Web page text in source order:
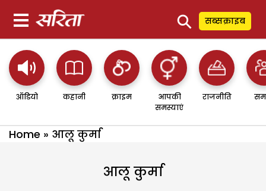
⚲ सब्सक्राइब
ऑडियो कहानी क्राइम
आपकी
समस्याएं
राजनीति
Home » आलू कुर्मा
आलू कुर्मा